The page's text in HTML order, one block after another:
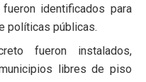
identificados para
políticas públicas.
fueron instalados,
libres de piso